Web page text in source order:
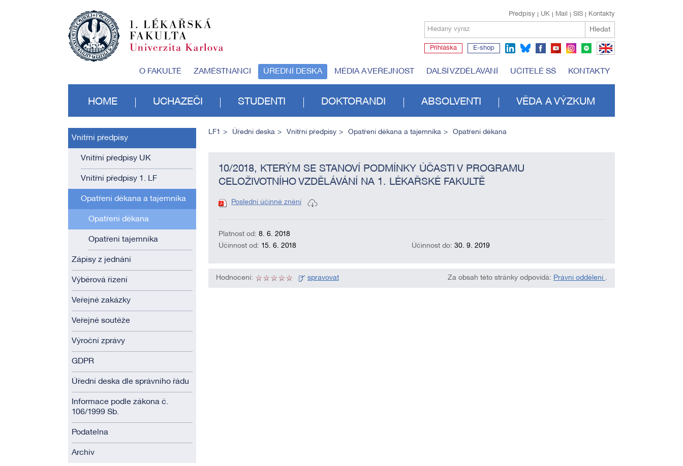
Kontakty
SIS
Mail
UK
Předpisy
Hledaný výraz Hledat
Přihláška E-shop
EN
O FAKULTĚ ZAMĚSTNANCI ÚŘEDNÍ DESKA MÉDIA A VEŘEJNOST DALŠÍ VZDĚLÁVÁNÍ UČITELÉ SŠ KONTAKTY
HOME UCHAZEČI STUDENTI DOKTORANDI ABSOLVENTI VĚDA A VÝZKUM
Vnitřní předpisy
Vnitřní předpisy UK
Vnitřní předpisy 1. LF
Opatření děkana a tajemníka
Opatření děkana
Opatření tajemníka
Zápisy z jednání
Výběrová řízení
Veřejné zakázky
Veřejné soutěže
Výroční zprávy
GDPR
Úřední deska dle správního řádu
Informace podle zákona č.
106/1999 Sb.
Podatelna
Archiv
LF1 Úřední deska Vnitřní předpisy Opatření děkana a tajemníka Opatření děkana
10/2018, KTERÝM SE STANOVÍ PODMÍNKY ÚČASTI V PROGRAMU
CELOŽIVOTNÍHO VZDĚLÁVÁNÍ NA 1. LÉKAŘSKÉ FAKULTĚ
Poslední účinné znění
Platnost od: 8. 6. 2018
Účinnost od: 15. 6. 2018 Účinnost do: 30. 9. 2019
Hodnocení: spravovat Za obsah této stránky odpovídá: Právní oddělení .